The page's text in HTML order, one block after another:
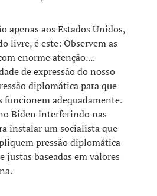
apenas aos Estados Unidos,
livre, é este: Observem as
enorme atenção....
de expressão do nosso
diplomática para que
funcionem adequadamente.
Biden interferindo nas
instalar um socialista que
pressão diplomática
justas baseadas em valores